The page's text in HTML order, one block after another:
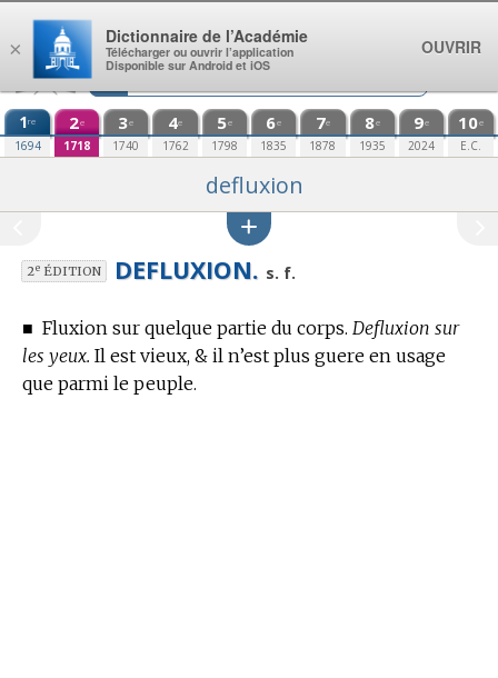
Aller au contenu
1re
1694
2e
1718
3e
1740
4e
1762
5e
1798
6e
1835
7e
1878
8e
1935
9e
2024
10e
E.C.
defluxion
2eÉDITION DEFLUXION. s. f.
■ Fluxion sur quelque partie du corps. Defluxion sur
les yeux. Il est vieux, & il n’est plus guere en usage
que parmi le peuple.
×
Dictionnaire de l’Académie
Télécharger ou ouvrir l’application
Disponible sur Android et iOS
OUVRIR